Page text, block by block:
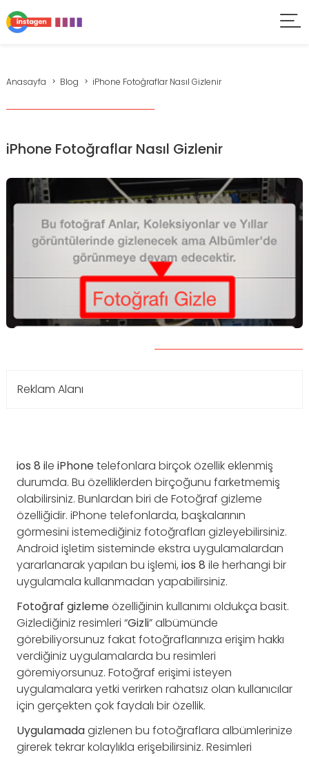
Anasayfa Blog iPhone Fotoğraflar Nasıl Gizlenir
iPhone Fotoğraflar Nasıl Gizlenir
Reklam Alanı
ios 8 ile iPhonetelefonlara birçok özellik eklenmiş
durumda. Bu özelliklerden birçoğunu farketmemiş
olabilirsiniz. Bunlardan biri de Fotoğraf gizleme
özelliğidir. iPhone telefonlarda, başkalarının
görmesini istemediğiniz fotoğrafları gizleyebilirsiniz.
Android işletim sisteminde ekstra uygulamalardan
yararlanarak yapılan bu işlemi, ios 8 ile herhangi bir
uygulamala kullanmadan yapabilirsiniz.
Fotoğraf gizlemeözelliğinin kullanımı oldukça basit.
Gizlediğiniz resimleri “Gizli” albümünde
görebiliyorsunuz fakat fotoğraflarınıza erişim hakkı
verdiğiniz uygulamalarda bu resimleri
göremiyorsunuz. Fotoğraf erişimi isteyen
uygulamalara yetki verirken rahatsız olan kullanıcılar
için gerçekten çok faydalı bir özellik.
Uygulamadagizlenen bu fotoğraflara albümlerinize
girerek tekrar kolaylıkla erişebilirsiniz. Resimleri